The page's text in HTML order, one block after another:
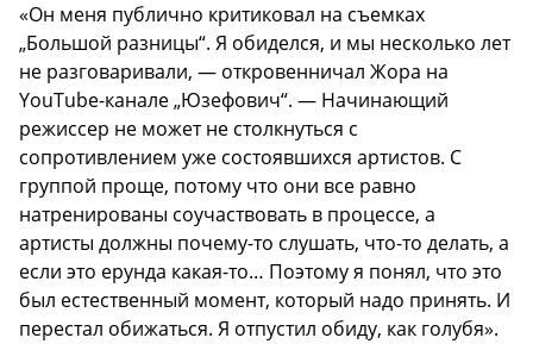
«Он меня публично критиковал на съемках
„Большой разницы“. Я обиделся, и мы несколько лет
не разговаривали, — откровенничал Жора на
YouTube-канале „Юзефович“. — Начинающий
режиссер не может не столкнуться с
сопротивлением уже состоявшихся артистов. С
группой проще, потому что они все равно
натренированы соучаствовать в процессе, а
артисты должны почему-то слушать, что-то делать, а
если это ерунда какая-то… Поэтому я понял, что это
был естественный момент, который надо принять. И
перестал обижаться. Я отпустил обиду, как голубя».